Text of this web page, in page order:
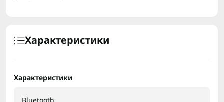
Характеристики
Характеристики
Bluetooth